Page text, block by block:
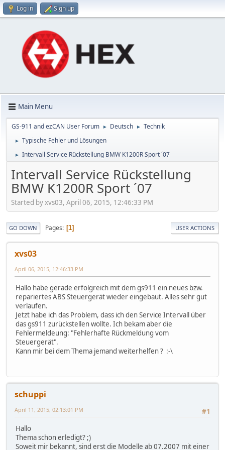
Log in Sign up
Main Menu
GS-911 and ezCAN User Forum ► Deutsch ► Technik
► Typische Fehler und Lösungen
► Intervall Service Rückstellung BMW K1200R Sport ´07
Intervall Service Rückstellung
BMW K1200R Sport ´07
Started by xvs03, April 06, 2015, 12:46:33 PM
GO DOWN Pages 1 USER ACTIONS
xvs03
April 06, 2015, 12:46:33 PM
Hallo habe gerade erfolgreich mit dem gs911 ein neues bzw.
repariertes ABS Steuergerät wieder eingebaut. Alles sehr gut
verlaufen.
Jetzt habe ich das Problem, dass ich den Service Intervall über
das gs911 zurückstellen wollte. Ich bekam aber die
Fehlermeldeung: "Fehlerhafte Rückmeldung vom
Steuergerät".
Kann mir bei dem Thema jemand weiterhelfen ? :-\
schuppi
#1
April 11, 2015, 02:13:01 PM
Hallo
Thema schon erledigt? ;)
Soweit mir bekannt, sind erst die Modelle ab 07.2007 mit einer